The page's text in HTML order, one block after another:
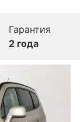
Гарантия
2 года